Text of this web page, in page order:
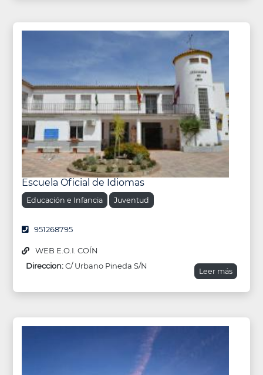
Escuela Oficial de Idiomas
Educación e Infancia Juventud
951268795
WEB E.O.I. COÍN
Direccion:C/ Urbano Pineda S/N
Leer más